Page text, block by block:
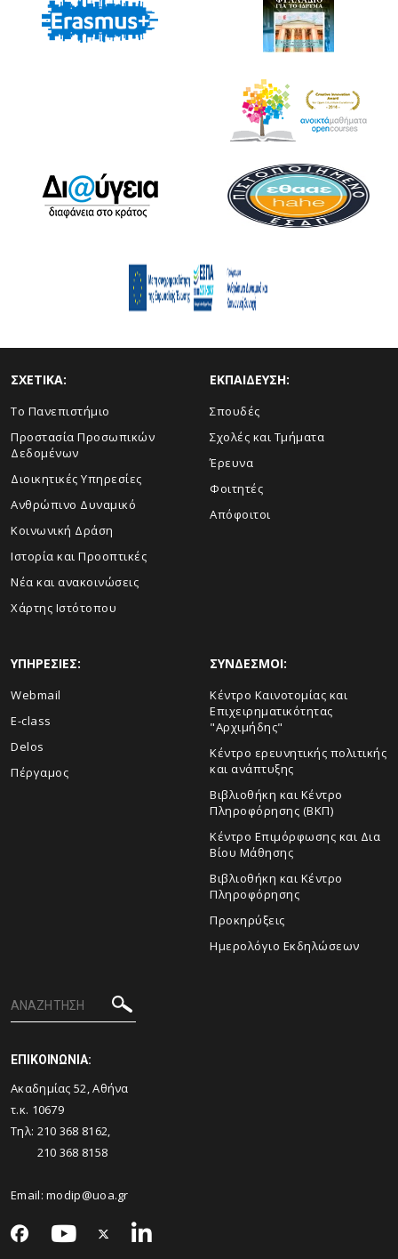
ΣΧΕΤΙΚΑ:
Το Πανεπιστήμιο
Προστασία Προσωπικών
Δεδομένων
Διοικητικές Υπηρεσίες
Ανθρώπινο Δυναμικό
Κοινωνική Δράση
Ιστορία και Προοπτικές
Νέα και ανακοινώσεις
Χάρτης Ιστότοπου
ΕΚΠΑΙΔΕΥΣΗ:
Σπουδές
Σχολές και Τμήματα
Έρευνα
Φοιτητές
Απόφοιτοι
ΥΠΗΡΕΣΙΕΣ:
Webmail
E-class
Delos
Πέργαμος
ΣΥΝΔΕΣΜΟΙ:
Κέντρο Καινοτομίας και
Επιχειρηματικότητας
"Αρχιμήδης"
Κέντρο ερευνητικής πολιτικής
και ανάπτυξης
Βιβλιοθήκη και Κέντρο
Πληροφόρησης (ΒΚΠ)
Κέντρο Επιμόρφωσης και Δια
Βίου Μάθησης
Βιβλιοθήκη και Κέντρο
Πληροφόρησης
Προκηρύξεις
Ημερολόγιο Εκδηλώσεων
ΕΠΙΚΟΙΝΩΝΙΑ:
Ακαδημίας 52, Αθήνα
τ.κ. 10679
Τηλ: 210 368 8162,
210 368 8158
Email:modip@uoa.gr